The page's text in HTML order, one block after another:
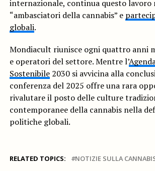
internazionale, continua questo lavoro
“ambasciatori della cannabis” e
globali.
Mondiacult riunisce ogni quattro anni
e operatori del settore. Mentre l’
Sostenibile2030 si avvicina alla
conferenza del 2025 offre una rara
rivalutare il posto delle culture
contemporanee della cannabis nella
politiche globali.
RELATED TOPICS: NOTIZIE SULLA